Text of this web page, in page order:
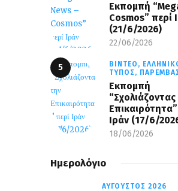
Eκπομπή
Cosmos” περί
(21/6/2026)
22/06/2026
ΒΊΝΤΕΟ,
ΤΎΠΟΣ,
Εκπομπή
Ιράν (17/6/
18/06/2026
Ημερολόγιο
ΑΎΓΟΥΣΤΟΣ 2026